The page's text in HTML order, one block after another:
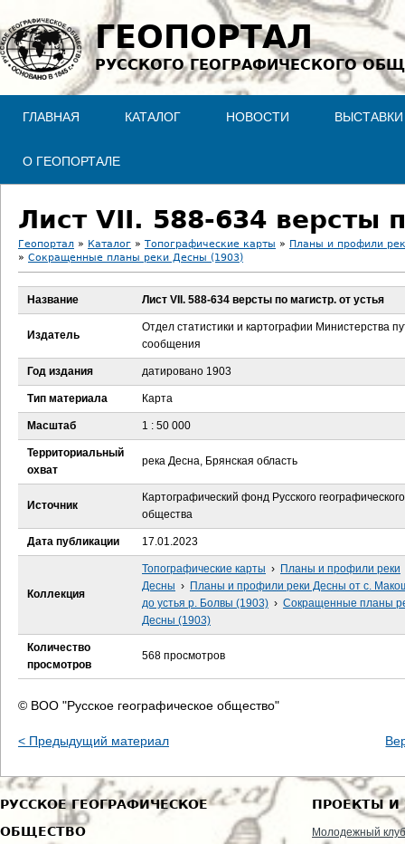
Jump to navigation
ГЕОПОРТАЛ
РУССКОГО ГЕОГРАФИЧЕСКОГО
ГЛАВНАЯ КАТАЛОГ НОВОСТИ ВЫСТАВКИ
О ГЕОПОРТАЛЕ
Лист VII. 588-634 версты
В
ы
д
е
с
ь
Геопортал » Каталог » Топографические карты » Планы и профили
» Сокращенные планы реки Десны (1903)
Название Лист VII. 588-634 версты по магистр. от устья
Издатель
Отдел статистики и картографии Министерства
сообщения
Год издания датировано 1903
Тип материала Карта
Масштаб 1 : 50 000
Территориальный
охват
река Десна, Брянская область
Источник
Картографический фонд Русского географического
общества
Дата публикации 17.01.2023
Коллекция
Топографические карты › Планы и профили реки
Десны › Планы и профили реки Десны от с.
до устья р. Болвы (1903) › Сокращенные планы
Десны (1903)
Количество
просмотров
568 просмотров
© ВОО "Русское географическое общество"
< Предыдущий материал
РУССКОЕ ГЕОГРАФИЧЕСКОЕ
ОБЩЕСТВО
ПРОЕКТЫ И
Молодежный клуб